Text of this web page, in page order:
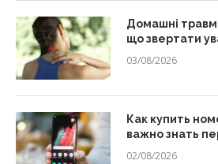
Домашні
що звертати
03/08/2026
Как купить
важно знать
02/08/2026